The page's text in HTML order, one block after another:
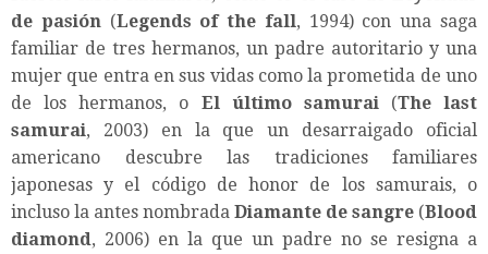
de pasión (Legends of the fall, 1994) con una saga
familiar de tres hermanos, un padre autoritario y una
mujer que entra en sus vidas como la prometida de uno
de los hermanos, o El último samurai (The last
samurai, 2003) en la que un desarraigado oficial
americano descubre las tradiciones familiares
japonesas y el código de honor de los samurais, o
incluso la antes nombrada Diamante de sangre (Blood
diamond, 2006) en la que un padre no se resigna a